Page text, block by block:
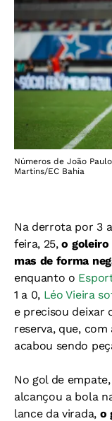
Números de João
Martins/EC Bahia
Na derrota por 3
feira, 25,o
mas de forma
enquanto o
1 a 0, Léo Vieira
e precisou deixar
reserva, que,
acabou sendo
No gol de
alcançou a bola
lance da virada, o